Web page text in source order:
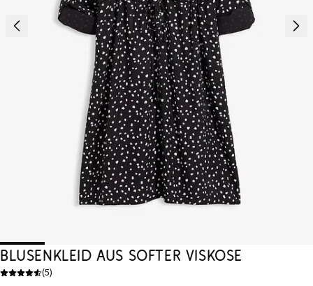
Blusenkleid aus softer Viskose
(5)